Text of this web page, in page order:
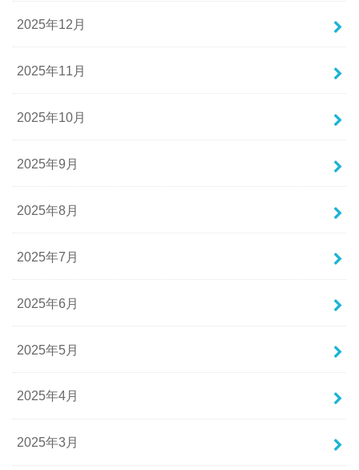
2025年12月
2025年11月
2025年10月
2025年9月
2025年8月
2025年7月
2025年6月
2025年5月
2025年4月
2025年3月